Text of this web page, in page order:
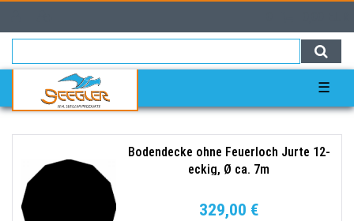
☰
Bodendecke ohne Feuerloch Jurte 12-
eckig, Ø ca. 7m
329,00 €